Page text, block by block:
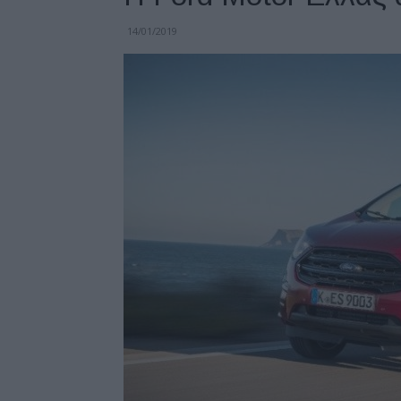
14/01/2019